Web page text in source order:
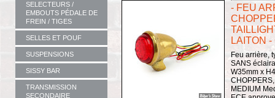
SELECTEURS /
EMBOUTS PÉDALE DE
FREIN / TIGES
SELLES ET POUF
SUSPENSIONS
SISSY BAR
TRANSMISSION
SECONDAIRE
- FEU
LAITON
Feu arrière,
SANS
W35mm x
MEDIUM